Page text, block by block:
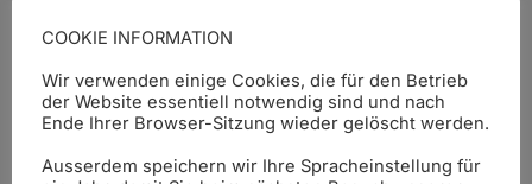
Interesse am Projekt Care4Care? Weitere
Informationen dazu auf derProjekt-Seite von
COOKIE INFORMATION
Wir verwenden einige Cookies, die für den Betrieb
der Website essentiell notwendig sind und nach
Ende Ihrer Browser-Sitzung wieder gelöscht werden.
Ausserdem speichern wir Ihre Spracheinstellung für